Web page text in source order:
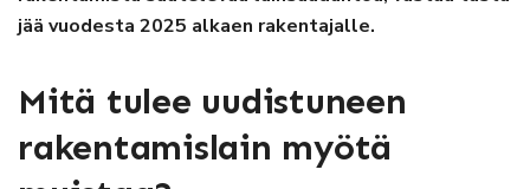
jää vuodesta 2025 alkaen rakentajalle.
Mitä tulee uudistuneen
rakentamislain myötä